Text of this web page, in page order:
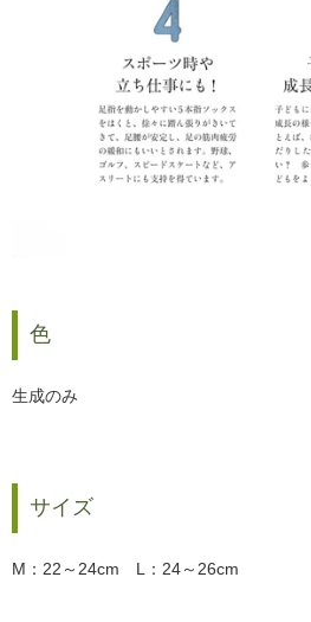
色
生成のみ
サイズ
M：22～24cm L：24～26cm